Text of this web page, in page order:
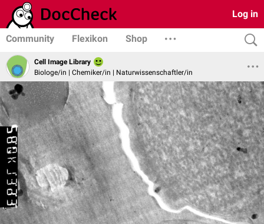
Log in
Community Flexikon Shop
Cell Image Library
Biologe/in | Chemiker/in | Naturwissenschaftler/in